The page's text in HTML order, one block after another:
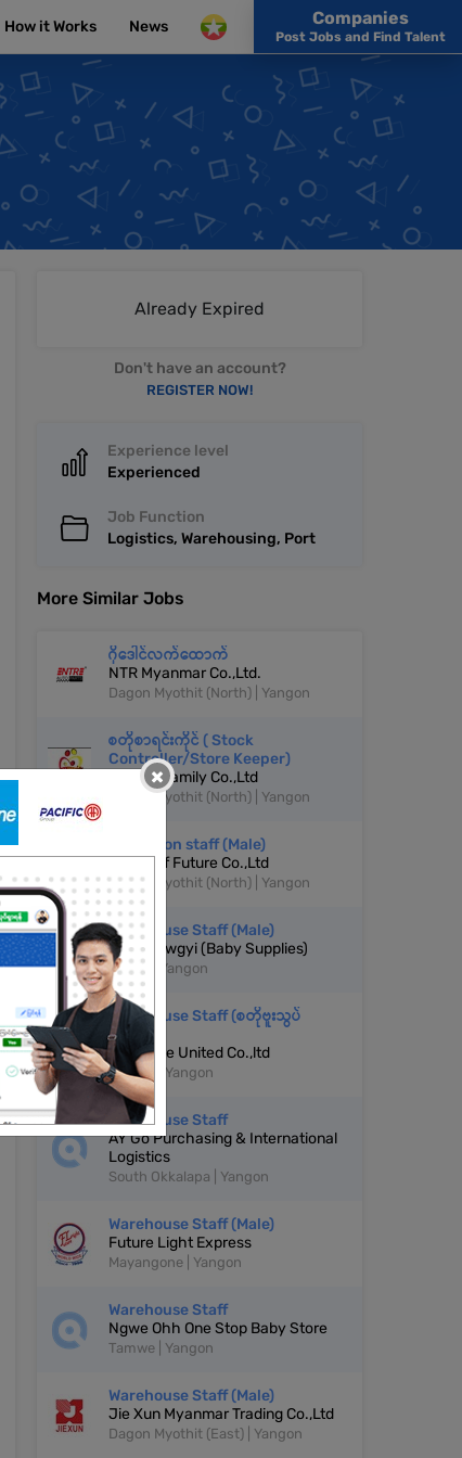
How it Works News Companies
Post Jobs and Find Talent
Already Expired
Don't have an account?
REGISTER NOW!
Experience level
Experienced
Job Function
Logistics, Warehousing, Port
More Similar Jobs
ဂိုဒေါင်လက်ထောက်
NTR Myanmar Co.,Ltd.
Dagon Myothit (North) | Yangon
စတိုစာရင်းကိုင် ( Stock
Controller/Store Keeper)
New A1 Family Co.,Ltd
Dagon Myothit (North) | Yangon
Operation staff (Male)
Colors of Future Co.,Ltd
Dagon Myothit (North) | Yangon
Warehouse Staff (Male)
Baby Zawgyi (Baby Supplies)
Hlaing | Yangon
Warehouse Staff (စတိုဗူးသွပ်
ဝန်ထမ်း)
Billionaire United Co.,ltd
Tamwe | Yangon
Warehouse Staff
AY Go Purchasing & International
Logistics
South Okkalapa | Yangon
Warehouse Staff (Male)
Future Light Express
Mayangone | Yangon
Warehouse Staff
Ngwe Ohh One Stop Baby Store
Tamwe | Yangon
Warehouse Staff (Male)
Jie Xun Myanmar Trading Co.,Ltd
Dagon Myothit (East) | Yangon
×